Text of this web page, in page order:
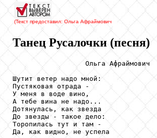
(Текст предоставил: Ольга Афраймович
Танец Русалочки (песня)
                  Ольга Афраймович
Шутит ветер надо мной:
Пустяковая отрада -
У меня в воде вино,
А тебе вина не надо...
Дотянулась, как звезда
До звезды - такое дело:
Торопилась тут и там -
Да, как видно, не успела